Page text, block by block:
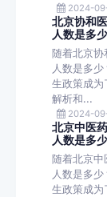
2024-
北京协和
人数是多
随着北京
人数是多
生政策成为
解析和...
2024-
北京中医
人数是多
随着北京
人数是多
生政策成为